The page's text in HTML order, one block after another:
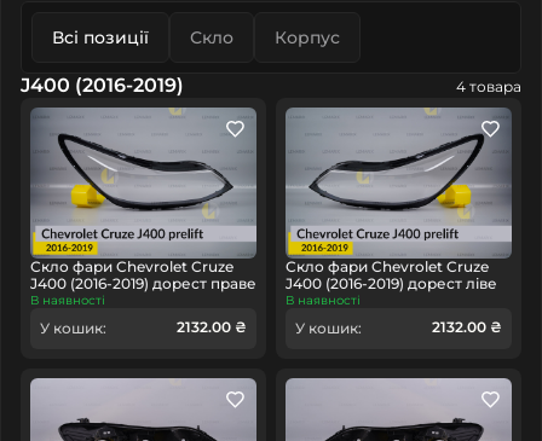
Всі позиції Скло Корпус
J400 (2016-2019) 4 товара
Скло фари Chevrolet Cruze
J400 (2016-2019) дорест праве
В наявності
У кошик: 2132.00 ₴
Скло фари Chevrolet Cruze
J400 (2016-2019) дорест ліве
В наявності
У кошик: 2132.00 ₴